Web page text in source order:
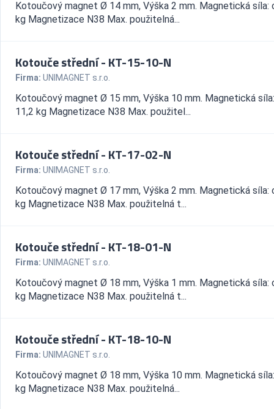
Kotoučový magnet Ø 14 mm, Výška 2 mm. Magnetická síla:
kg Magnetizace N38 Max. použitelná...
Kotouče střední - KT-15-10-N
Firma: UNIMAGNET s.r.o.
Kotoučový magnet Ø 15 mm, Výška 10 mm. Magnetická
11,2 kg Magnetizace N38 Max. použitel...
Kotouče střední - KT-17-02-N
Firma: UNIMAGNET s.r.o.
Kotoučový magnet Ø 17 mm, Výška 2 mm. Magnetická síla:
kg Magnetizace N38 Max. použitelná t...
Kotouče střední - KT-18-01-N
Firma: UNIMAGNET s.r.o.
Kotoučový magnet Ø 18 mm, Výška 1 mm. Magnetická síla:
kg Magnetizace N38 Max. použitelná t...
Kotouče střední - KT-18-10-N
Firma: UNIMAGNET s.r.o.
Kotoučový magnet Ø 18 mm, Výška 10 mm. Magnetická
kg Magnetizace N38 Max. použitelná...